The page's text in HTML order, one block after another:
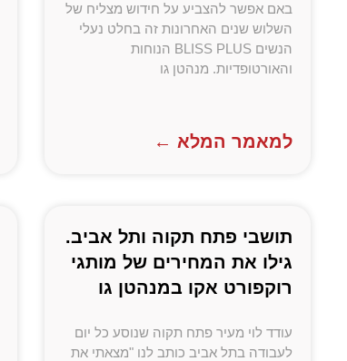
באם אפשר להצביע על חידוש מצליח של
השלוש שנים האחרונות זה בחלט נעלי
הנשים BLISS PLUS הנוחות
והאורטופדיות. מנהטן גו
למאמר המלא ←
תושבי פתח תקוה ותל אביב.
גילו את המחירים של מותגי
רוקפורט אקו במנהטן גו
עודד לוי מעיר פתח תקוה שנוסע כל יום
לעבודה בתל אביב כותב לנו "מצאתי את